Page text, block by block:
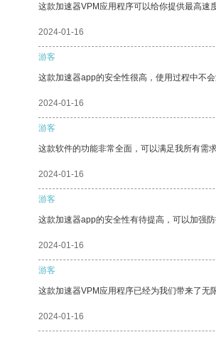
这款加速器VPM应用程序可以给你提供最高速
2024-01-16
游客
这款加速器app的安全性很高，使用过程中不
2024-01-16
游客
这款软件的功能非常全面，可以满足我所有需求
2024-01-16
游客
这款加速器app的安全性有待提高，可以加强防
2024-01-16
游客
这款加速器VPM应用程序已经为我们带来了无
2024-01-16